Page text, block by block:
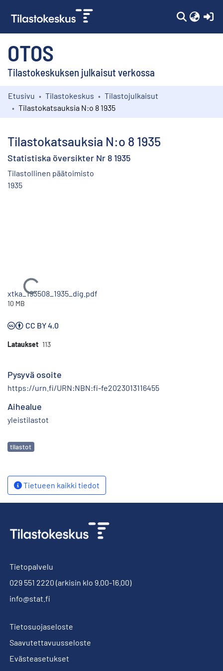
OTOS
Tilastokeskuksen julkaisut verkossa
Kokoelmat
Etusivu Tilastokeskus
Tilastojulkaisut
Tilastokatsauksia N:o 8 1935
Tilastokatsauksia N:o 8 1935
Statistiska översikter Nr 8 1935
Tilastollinen päätoimisto
1935
Ladataan...
xtka_193508_1935_dig.pdf
10 MB
CC BY 4.0
Lataukset 113
Pysyvä osoite
https://urn.fi/URN:NBN:fi-fe2023013116455
Aihealue
yleistilastot
Avainsanat
tilastot
Tietueen kaikki tiedot
Tietopalvelu
029 551 2220 (arkisin klo 9.00-16.00)
info@stat.fi
Tietosuojaseloste
Saavutettavuusseloste
Evästeasetukset